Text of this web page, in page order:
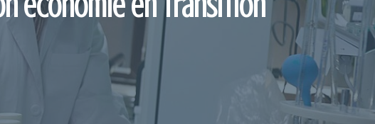
économie en transition